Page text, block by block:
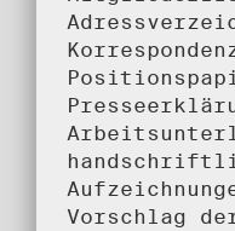
Vorschlag